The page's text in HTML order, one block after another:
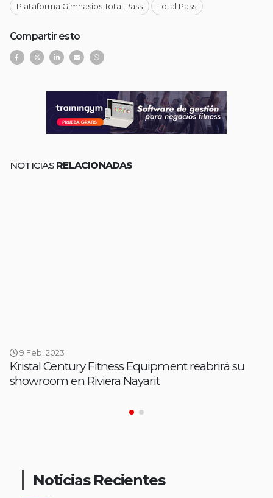
Plataforma Gimnasios Total Pass Total Pass
Compartir esto
NOTICIAS RELACIONADAS
9 Feb, 2023
Kristal Century Fitness Equipment reabrirá su
showroom en Riviera Nayarit
Noticias Recientes